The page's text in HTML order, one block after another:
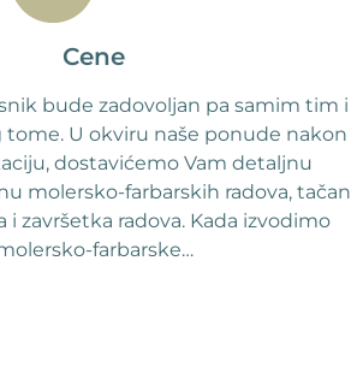
Cene
bude zadovoljan pa samim tim i
U okviru naše ponude nakon
dostavićemo Vam detaljnu
molersko-farbarskih radova, tačan
završetka radova. Kada izvodimo
farbarske…